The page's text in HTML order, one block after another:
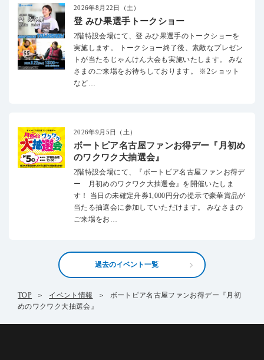
2026年8月22日（土）
登 みひ果選手トークショー
2階特設会場にて、登 みひ果選手のトークショーを
実施します。 トークショー終了後、素敵なプレゼン
トが当たるじゃんけん大会も実施いたします。 みな
さまのご来場をお待ちしております。 ※2ショット
など…
2026年9月5日（土）
ボートピア名古屋ファンお得デー『月初め
のワクワク大抽選会』
2階特設会場にて、『ボートピア名古屋ファンお得デ
ー 月初めのワクワク大抽選会』を開催いたしま
す！ 当日の未確定舟券1,000円分の提示で豪華賞品が
当たる抽選会に参加していただけます。 みなさまの
ご来場をお…
過去のイベント一覧
TOP イベント情報
ボートピア名古屋ファンお得デー『月初
めのワクワク大抽選会』